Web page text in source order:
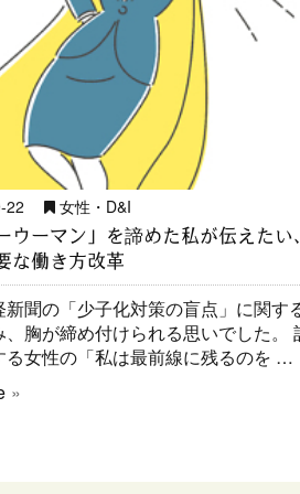
22 女性・D&I
ウーマン」を諦めた私が伝えたい
な働き方改革
新聞の「少子化対策の盲点」に関す
、胸が締め付けられる思いでした。
る女性の「私は最前線に残るのを …